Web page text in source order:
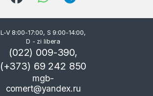
L-V 8:00-17:00, S 9:00-14:00,
D - zi libera
(022) 009-390,
(+373) 69 242 850
mgb-
comert@yandex.ru